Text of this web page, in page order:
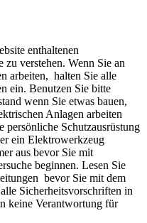
enthaltenen
verstehen. Wenn Sie an
arbeiten, halten Sie alle
ein. Benutzen Sie bitte
wenn Sie etwas bauen,
Anlagen arbeiten
persönliche Schutzausrüstung
ein Elektrowerkzeug
aus bevor Sie mit
beginnen. Lesen Sie
bevor Sie mit dem
Sicherheitsvorschriften in
keine Verantwortung für